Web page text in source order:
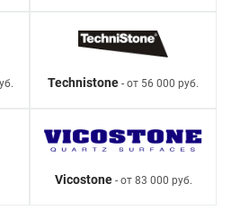
Technistone - от 56 000 руб.
Vicostone- от 83 000 руб.